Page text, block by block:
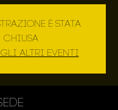
è stata
chiusa
gli altri eventi